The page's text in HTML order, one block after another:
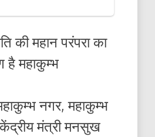
की महान परंपरा का
है महाकुम्भ
नगर, महाकुम्भ
मंत्री मनसुख